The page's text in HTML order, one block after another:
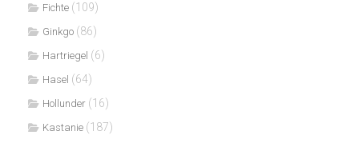
Fichte (109)
Ginkgo (86)
Hartriegel (6)
Hasel (64)
Hollunder (16)
Kastanie (187)